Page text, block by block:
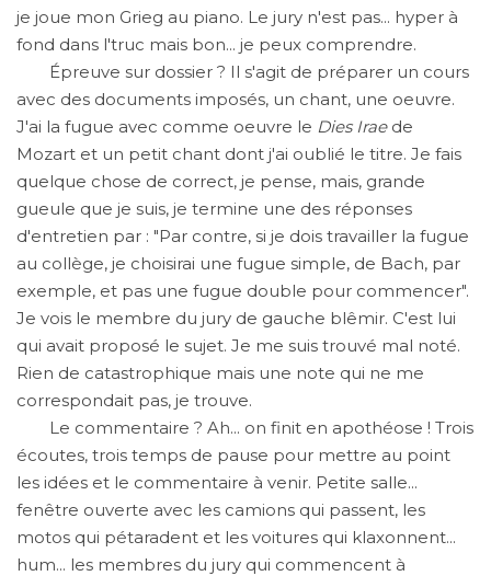
je joue mon Grieg au piano. Le jury n'est pas... hyper à
fond dans l'truc mais bon... je peux comprendre.
Épreuve sur dossier ? Il s'agit de préparer un cours
avec des documents imposés, un chant, une oeuvre.
J'ai la fugue avec comme oeuvre le Dies Iraede
Mozart et un petit chant dont j'ai oublié le titre. Je fais
quelque chose de correct, je pense, mais, grande
gueule que je suis, je termine une des réponses
d'entretien par : "Par contre, si je dois travailler la fugue
au collège, je choisirai une fugue simple, de Bach, par
exemple, et pas une fugue double pour commencer".
Je vois le membre du jury de gauche blêmir. C'est lui
qui avait proposé le sujet. Je me suis trouvé mal noté.
Rien de catastrophique mais une note qui ne me
correspondait pas, je trouve.
Le commentaire ? Ah... on finit en apothéose ! Trois
écoutes, trois temps de pause pour mettre au point
les idées et le commentaire à venir. Petite salle...
fenêtre ouverte avec les camions qui passent, les
motos qui pétaradent et les voitures qui klaxonnent...
hum... les membres du jury qui commencent à